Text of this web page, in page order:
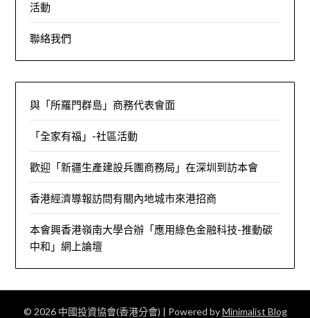
活動
聯絡我們
與「所羅門群島」商務代表會面
「全家有福」-社區活動
歡迎「新疆生產建設兵團商務局」在深圳到訪本會
香港經濟導報訪問有關內地城市來港招商
本會興香港嶺南大學合辦「應用綠色金融科技-推動碳
中和」網上論壇
© 2026 中國投資協會(香港分會) | Powered byMinimalist Blog